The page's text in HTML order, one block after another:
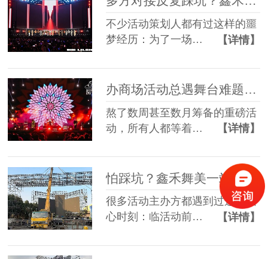
不少活动策划人都有过这样的噩
梦经历：为了一场…
【详情】
办商场活动总遇舞台难题？鑫禾舞美一站式帮你解决
熬了数周甚至数月筹备的重磅活
动，所有人都等着…
【详情】
怕踩坑？鑫禾舞美一站式租赁搭建帮你省一半心
很多活动主办方都遇到过这些糟
心时刻：临活动前…
【详情】